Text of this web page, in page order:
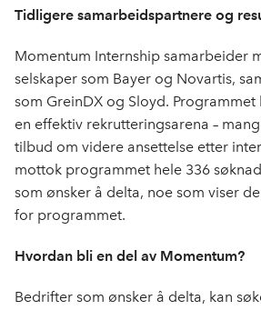
Tidligere samarbeidspartnere og
Momentum Internship samarbeider
selskaper som Bayer og Novartis,
som GreinDX og Sloyd.
en effektiv rekrutteringsarena –
tilbud om videre ansettelse etter
mottok programmet hele 336
som ønsker å delta, noe som viser
for programmet.
Hvordan bli en del av Momentum?
Bedrifter som ønsker å delta, kan